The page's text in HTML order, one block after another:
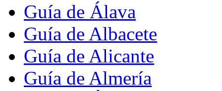
Guía de Álava
Guía de Albacete
Guía de Alicante
Guía de Almería